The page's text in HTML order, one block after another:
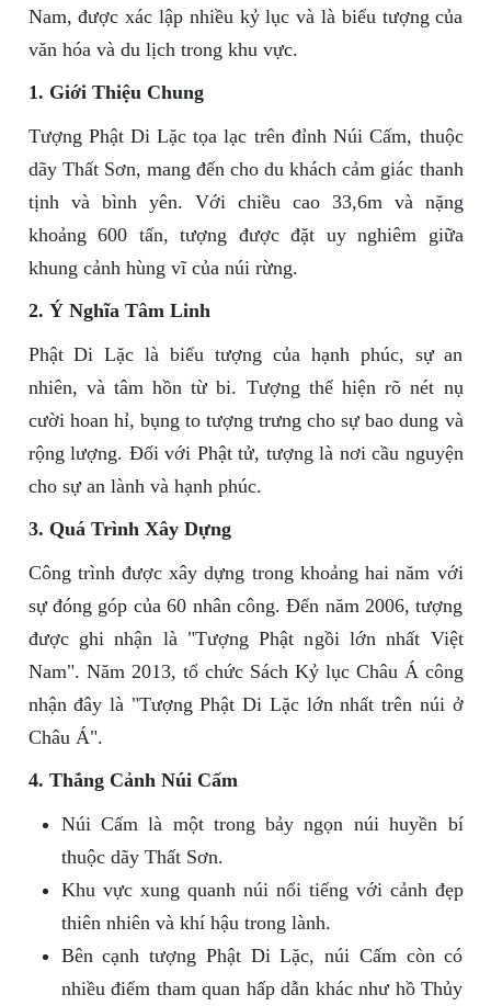
Nam, được xác lập nhiều kỷ lục và là biểu tượng của
văn hóa và du lịch trong khu vực.
1. Giới Thiệu Chung
Tượng Phật Di Lặc tọa lạc trên đỉnh Núi Cấm, thuộc
dãy Thất Sơn, mang đến cho du khách cảm giác thanh
tịnh và bình yên. Với chiều cao 33,6m và nặng
khoảng 600 tấn, tượng được đặt uy nghiêm giữa
khung cảnh hùng vĩ của núi rừng.
2. Ý Nghĩa Tâm Linh
Phật Di Lặc là biểu tượng của hạnh phúc, sự an
nhiên, và tâm hồn từ bi. Tượng thể hiện rõ nét nụ
cười hoan hỉ, bụng to tượng trưng cho sự bao dung và
rộng lượng. Đối với Phật tử, tượng là nơi cầu nguyện
cho sự an lành và hạnh phúc.
3. Quá Trình Xây Dựng
Công trình được xây dựng trong khoảng hai năm với
sự đóng góp của 60 nhân công. Đến năm 2006, tượng
được ghi nhận là "Tượng Phật ngồi lớn nhất Việt
Nam". Năm 2013, tổ chức Sách Kỷ lục Châu Á công
nhận đây là "Tượng Phật Di Lặc lớn nhất trên núi ở
Châu Á".
4. Thắng Cảnh Núi Cấm
Núi Cấm là một trong bảy ngọn núi huyền bí
thuộc dãy Thất Sơn.
Khu vực xung quanh núi nổi tiếng với cảnh đẹp
thiên nhiên và khí hậu trong lành.
Bên cạnh tượng Phật Di Lặc, núi Cấm còn có
nhiều điểm tham quan hấp dẫn khác như hồ Thủy